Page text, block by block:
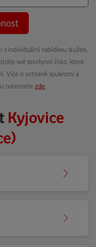
s individuální nabídkou služeb,
své telefonní číslo, které
Více o ochraně soukromí a
naleznete zde
Kyjovice